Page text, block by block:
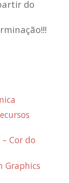
do
Cor do
Graphics